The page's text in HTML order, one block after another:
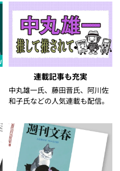
連載記事も充実
中丸雄一氏、藤田晋氏、阿川佐
和子氏などの人気連載も配信。